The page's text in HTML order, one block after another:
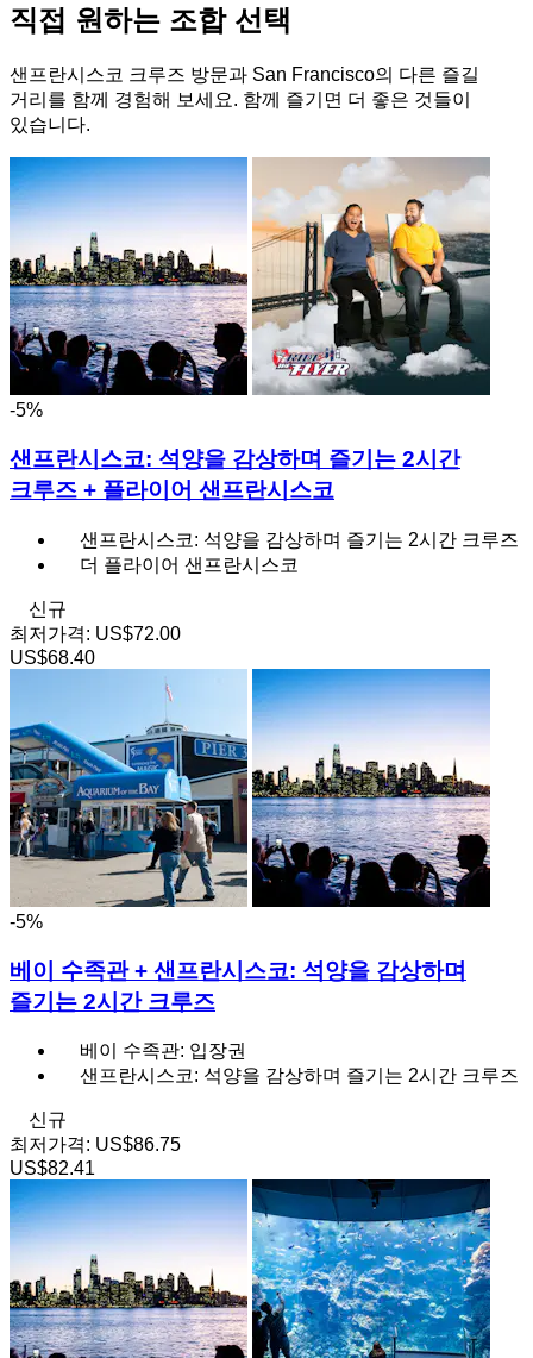
직접 원하는 조합 선택
샌프란시스코 크루즈 방문과 San Francisco의 다른 즐길
거리를 함께 경험해 보세요. 함께 즐기면 더 좋은 것들이
있습니다.
-5%
샌프란시스코: 석양을 감상하며 즐기는 2시간
크루즈 + 플라이어 샌프란시스코
샌프란시스코: 석양을 감상하며 즐기는 2시간 크루즈
더 플라이어 샌프란시스코
신규
최저가격: US$72.00
US$68.40
-5%
베이 수족관 + 샌프란시스코: 석양을 감상하며
즐기는 2시간 크루즈
베이 수족관: 입장권
샌프란시스코: 석양을 감상하며 즐기는 2시간 크루즈
신규
최저가격: US$86.75
US$82.41